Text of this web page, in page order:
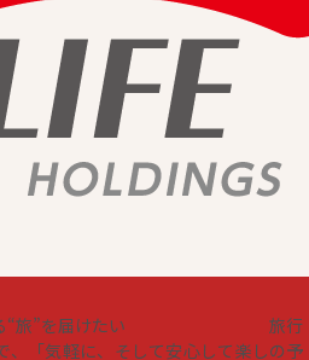
旅”を届けたい
、「気軽に、そして安心して楽し
旅行
の予